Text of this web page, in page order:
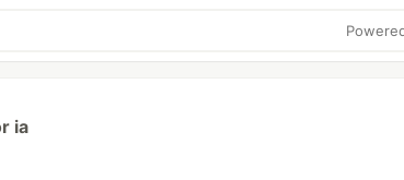
ia